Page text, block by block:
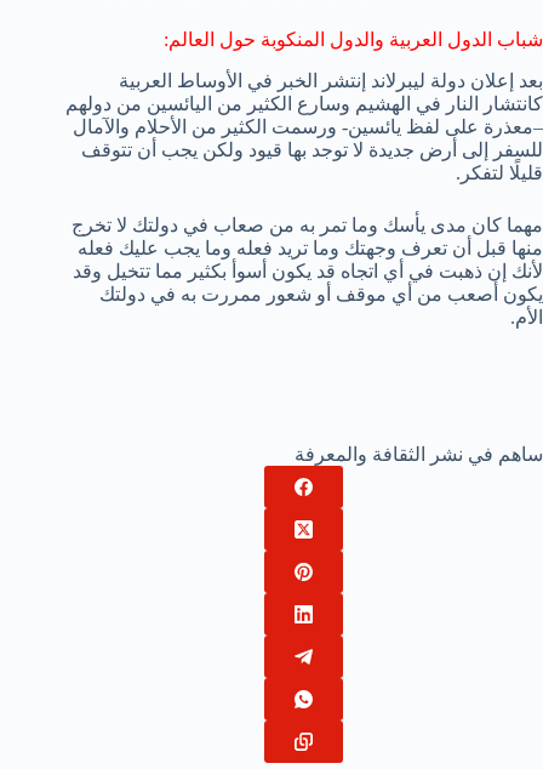
شباب الدول العربية والدول المنكوبة حول العالم:
بعد إعلان دولة ليبرلاند إنتشر الخبر في الأوساط العربية
كانتشار النار في الهشيم وسارع الكثير من اليائسين من دولهم
–معذرة على لفظ يائسين- ورسمت الكثير من الأحلام والآمال
للسفر إلى أرض جديدة لا توجد بها قيود ولكن يجب أن تتوقف
قليلًا لتفكر.
مهما كان مدى يأسك وما تمر به من صعاب في دولتك لا تخرج
منها قبل أن تعرف وجهتك وما تريد فعله وما يجب عليك فعله
لأنك إن ذهبت في أي اتجاه قد يكون أسوأ بكثير مما تتخيل وقد
يكون أصعب من أي موقف أو شعور ممررت به في دولتك
الأم.
ساهم في نشر الثقافة والمعرفة